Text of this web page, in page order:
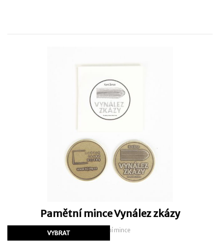
Pamětní mince Vynález zkázy
Pamětní mince